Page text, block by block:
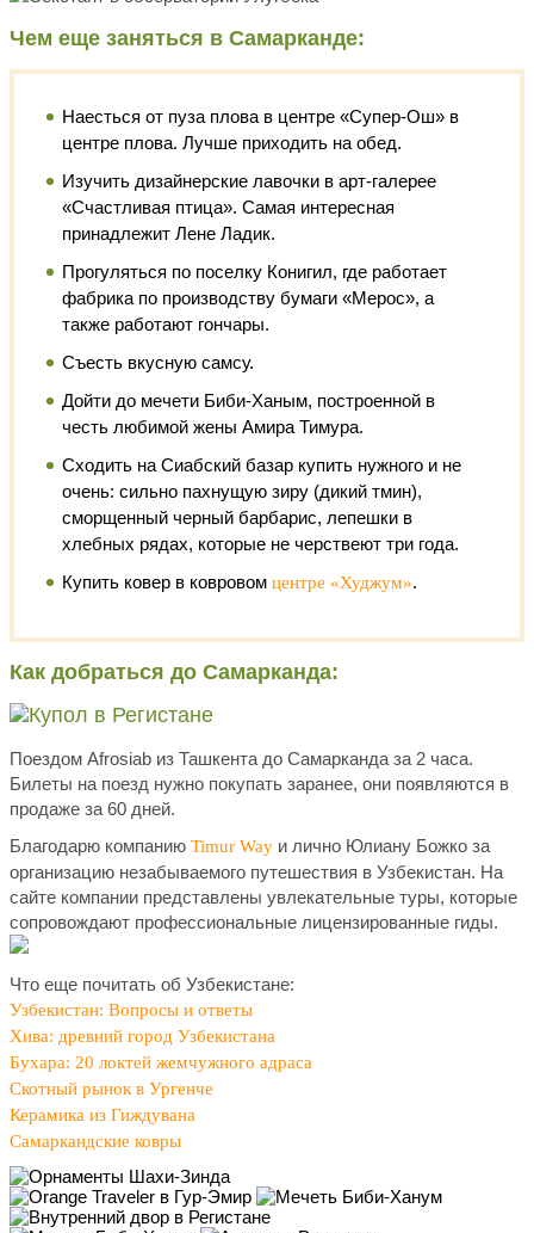
Чем еще заняться в Самарканде:
Наесться от пуза плова в центре «Супер-Ош» в
центре плова. Лучше приходить на обед.
Изучить дизайнерские лавочки в арт-галерее
«Счастливая птица». Самая интересная
принадлежит Лене Ладик.
Прогуляться по поселку Конигил, где работает
фабрика по производству бумаги «Мерос», а
также работают гончары.
Съесть вкусную самсу.
Дойти до мечети Биби-Ханым, построенной в
честь любимой жены Амира Тимура.
Сходить на Сиабский базар купить нужного и не
очень: сильно пахнущую зиру (дикий тмин),
сморщенный черный барбарис, лепешки в
хлебных рядах, которые не черствеют три года.
Купить ковер в ковровом центре «Худжум».
Как добраться до Самарканда:
Поездом Afrosiab из Ташкента до Самарканда за 2 часа.
Билеты на поезд нужно покупать заранее, они появляются в
продаже за 60 дней.
Благодарю компанию Timur Way и лично Юлиану Божко за
организацию незабываемого путешествия в Узбекистан. На
сайте компании представлены увлекательные туры, которые
сопровождают профессиональные лицензированные гиды.
Что еще почитать об Узбекистане:
Узбекистан: Вопросы и ответы
Хива: древний город Узбекистана
Бухара: 20 локтей жемчужного адраса
Скотный рынок в Ургенче
Керамика из Гиждувана
Самаркандские ковры